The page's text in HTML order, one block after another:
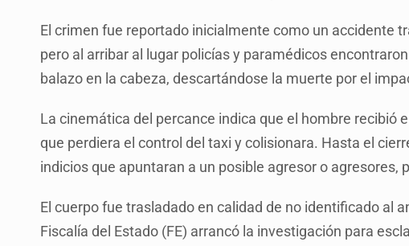
El crimen fue reportado inicialmente como un accidente
pero al arribar al lugar policías y paramédicos
balazo en la cabeza, descartándose la muerte por el
La cinemática del percance indica que el hombre recibió
que perdiera el control del taxi y colisionara. Hasta el
indicios que apuntaran a un posible agresor o agresores,
El cuerpo fue trasladado en calidad de no identificado al
Fiscalía del Estado (FE) arrancó la investigación para